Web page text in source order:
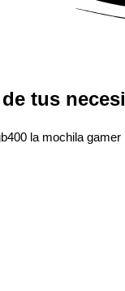
tus
la mochila gamer